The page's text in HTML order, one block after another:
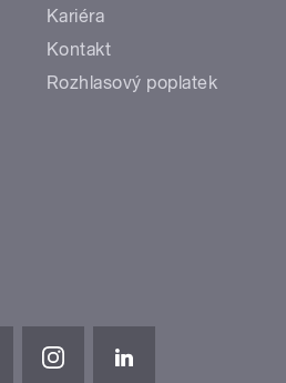
Kariéra
Kontakt
Rozhlasový poplatek